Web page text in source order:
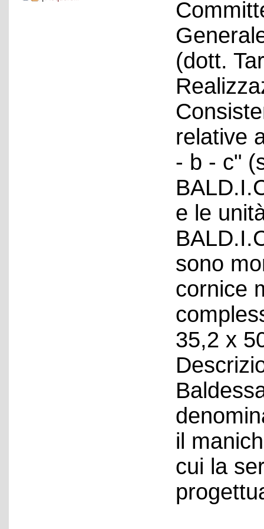
(dott.
relative
- b - c"
e le
sono
cornice
35,2 x
il
cui la